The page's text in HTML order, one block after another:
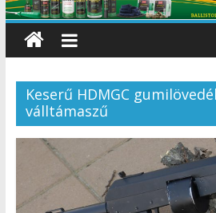
Keserű HDMGC
válltámaszű